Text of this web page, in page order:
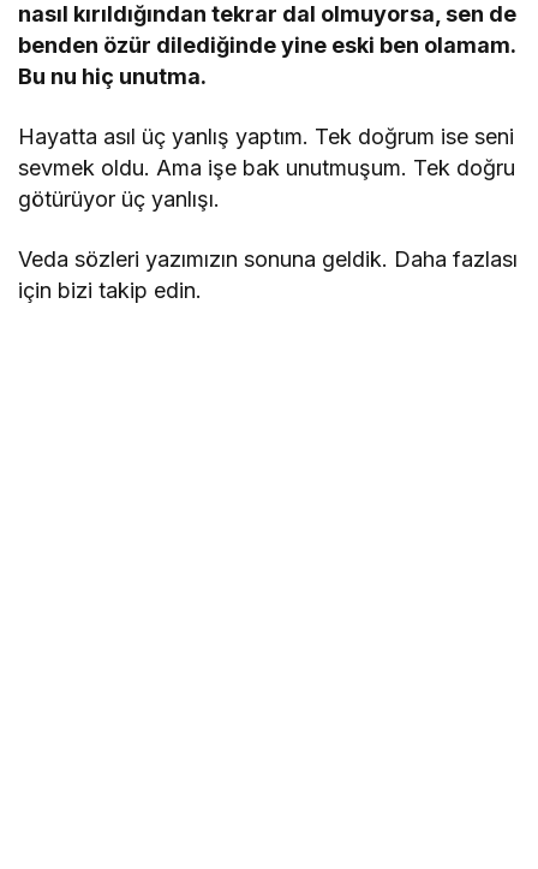
nasıl kırıldığından tekrar dal olmuyorsa, sen de
benden özür dilediğinde yine eski ben olamam.
Bu nu hiç unutma.
Hayatta asıl üç yanlış yaptım. Tek doğrum ise seni
sevmek oldu. Ama işe bak unutmuşum. Tek doğru
götürüyor üç yanlışı.
Veda sözleri yazımızın sonuna geldik. Daha fazlası
için bizi takip edin.